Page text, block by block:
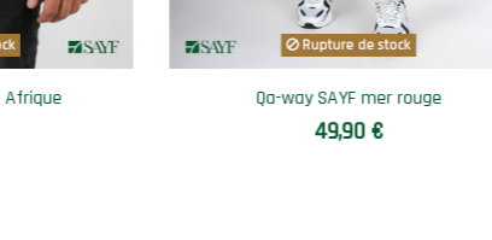
Rupture de stock
Qamis jogging SAYF Khalid ibn al Walid